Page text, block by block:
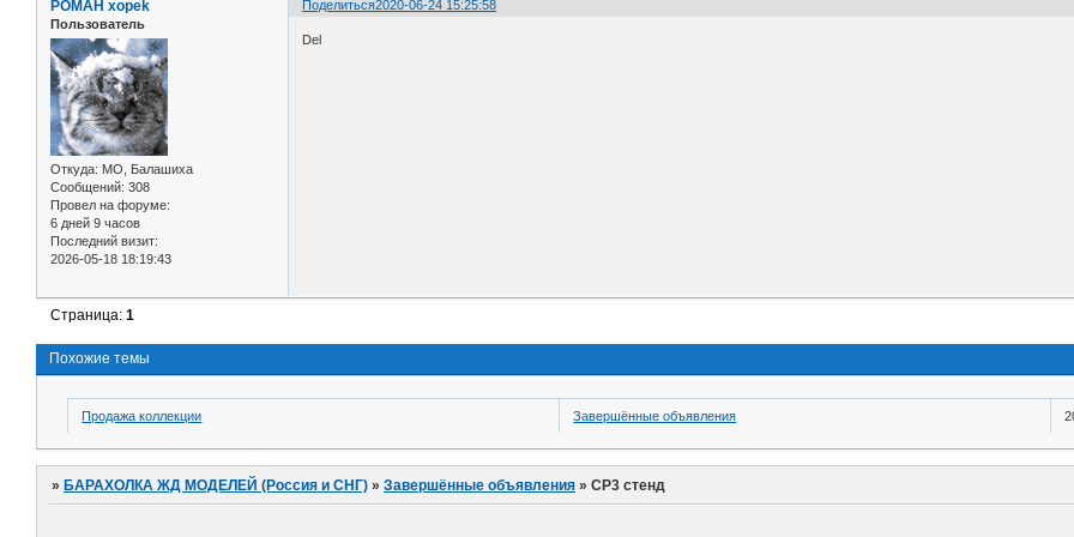
Поделиться2020-06-24 15:25:58
POMAH xopek
Пользователь
Откуда: МО, Балашиха
Сообщений: 308
Провел на форуме:
6 дней 9 часов
Последний визит:
2026-05-18 18:19:43
Del
Страница:1
Похожие темы
Продажа коллекции Завершённые объявления
» БАРАХОЛКА ЖД МОДЕЛЕЙ (Россия и СНГ) »Завершённые объявления »СР3 стенд